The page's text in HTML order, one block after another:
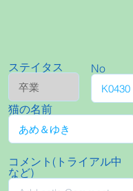
ステイタス No
猫の名前
コメント(トライアル中
など)